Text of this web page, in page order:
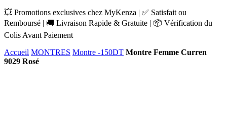
💥 Promotions exclusives chez MyKenza | ✅ Satisfait ou
Remboursé | 🚚 Livraison Rapide & Gratuite | 📦 Vérification du
Colis Avant Paiement
Accueil MONTRES Montre -150DT Montre Femme Curren
9029 Rosé